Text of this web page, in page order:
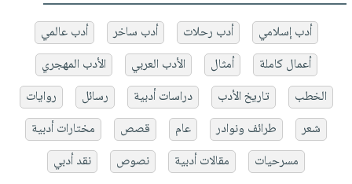
أدب إسلامي أدب رحلات أدب ساخر
أدب عالمي
أعمال كاملة
أمثال الأدب العربي
الأدب المهجري
الخطب
تاريخ الأدب دراسات أدبية رسائل
روايات
شعر
طرائف ونوادر عام قصص
مختارات أدبية
مسرحيات
مقالات أدبية نصوص نقد أدبي